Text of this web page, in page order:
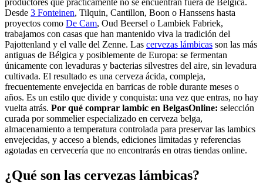
productores que prácticamente no se encuentran fuera de Bélgica.
Desde 3 Fonteinen, Tilquin, Cantillon, Boon o Hanssens hasta
proyectos como De Cam, Oud Beersel o Lambiek Fabriek,
trabajamos con casas que han mantenido viva la tradición del
Pajottenland y el valle del Zenne. Las cervezas lámbicas son las más
antiguas de Bélgica y posiblemente de Europa: se fermentan
únicamente con levaduras y bacterias silvestres del aire, sin levadura
cultivada. El resultado es una cerveza ácida, compleja,
frecuentemente envejecida en barricas de roble durante meses o
años. Es un estilo que divide y conquista: una vez que entras, no hay
vuelta atrás. Por qué comprar lambic en BelgasOnline: selección
curada por sommelier especializado en cerveza belga,
almacenamiento a temperatura controlada para preservar las lambics
envejecidas, y acceso a blends, ediciones limitadas y referencias
agotadas en cervecería que no encontrarás en otras tiendas online.
¿Qué son las cervezas lámbicas?